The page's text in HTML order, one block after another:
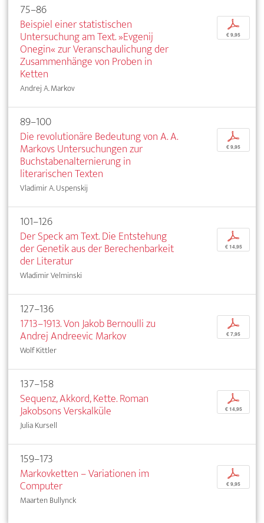
75–86
Beispiel einer statistischen
Untersuchung am Text. »Evgenij
Onegin« zur Veranschaulichung der
Zusammenhänge von Proben in
Ketten
Andrej A. Markov
p
€ 9,95
89–100
Die revolutionäre Bedeutung von A. A.
Markovs Untersuchungen zur
Buchstabenalternierung in
literarischen Texten
Vladimir A. Uspenskij
p
€ 9,95
101–126
Der Speck am Text. Die Entstehung
der Genetik aus der Berechenbarkeit
der Literatur
Wladimir Velminski
p
€ 14,95
127–136
1713–1913. Von Jakob Bernoulli zu
Andrej Andreevic Markov
Wolf Kittler
p
€ 7,95
137–158
Sequenz, Akkord, Kette. Roman
Jakobsons Verskalküle
Julia Kursell
p
€ 14,95
159–173
Markovketten – Variationen im
Computer
Maarten Bullynck
p
€ 9,95